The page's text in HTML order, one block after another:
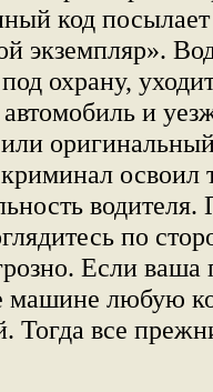
код
экземпляр».
охрану,
и
освоил
водителя.
по
Если ваша
машине любую
Тогда все